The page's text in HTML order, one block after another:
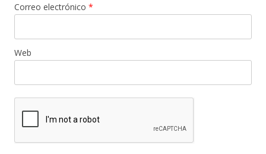
Correo electrónico *
Web